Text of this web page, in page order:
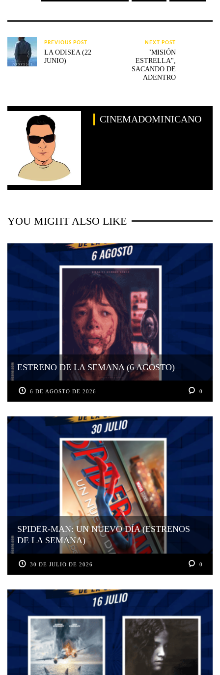
PREVIOUS POST
LA ODISEA (22
JUNIO)
NEXT POST
"MISIÓN
ESTRELLA",
SACANDO DE
ADENTRO
CINEMADOMINICANO
YOU MIGHT ALSO LIKE
ESTRENO DE LA SEMANA (6 AGOSTO)
6 DE AGOSTO DE 2026 0
SPIDER-MAN: UN NUEVO DÍA (ESTRENOS
DE LA SEMANA)
30 DE JULIO DE 2026 0